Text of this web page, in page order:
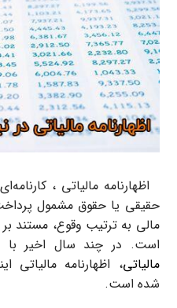
اظهارنامه مالیاتی ،
حقیقی یا حقوق مشمول
مالی به ترتیب وقوع، مستند
است. در چند سال اخیر با
مالیاتی، اظهارنامه مالیاتی
شده است.